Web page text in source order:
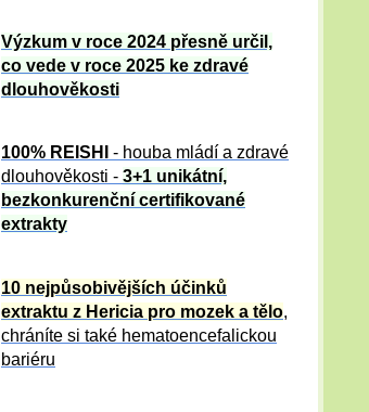
Výzkum v roce 2024 přesně určil,
co vede v roce 2025 ke zdravé
dlouhověkosti
100% REISHI
- houba mládí a zdravé
dlouhověkosti - 3+1 unikátní,
bezkonkurenční certifikované
extrakty
10 nejpůsobivějších účinků
extraktu z Hericia pro mozek a tělo,
chráníte si také hematoencefalickou
bariéru